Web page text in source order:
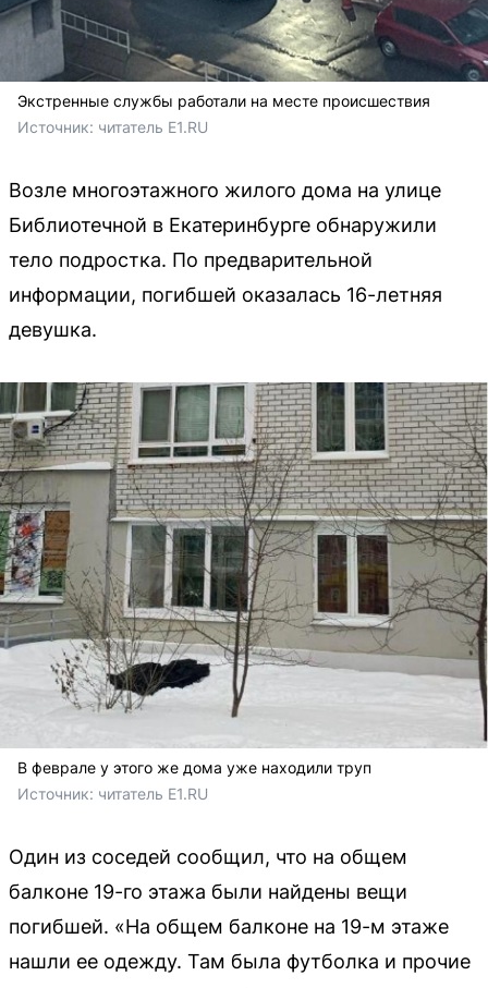
Экстренные службы работали на месте происшествия
Источник: читатель E1.RU
Возле многоэтажного жилого дома на улице
Библиотечной в Екатеринбурге обнаружили
тело подростка. По предварительной
информации, погибшей оказалась 16-летняя
девушка.
В феврале у этого же дома уже находили труп
Источник: читатель E1.RU
Один из соседей сообщил, что на общем
балконе 19-го этажа были найдены вещи
погибшей. «На общем балконе на 19-м этаже
нашли ее одежду. Там была футболка и прочие